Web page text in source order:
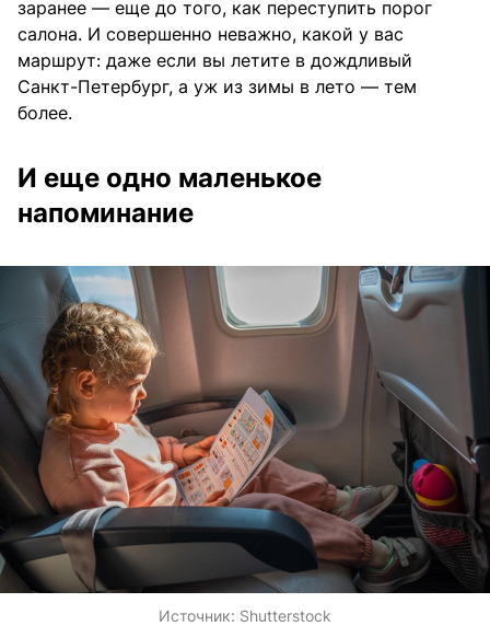
заранее — еще до того, как переступить порог
салона. И совершенно неважно, какой у вас
маршрут: даже если вы летите в дождливый
Санкт-Петербург, а уж из зимы в лето — тем
более.
И еще одно маленькое
напоминание
Источник: Shutterstock